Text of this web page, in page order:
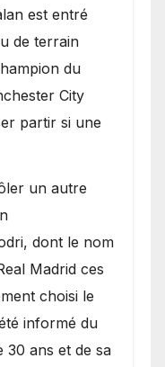
est entré
de terrain
du
City
partir si une
un autre
dont le nom
Madrid ces
choisi le
informé du
30 ans et de sa